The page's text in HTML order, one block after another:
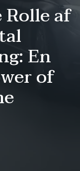
af
En
of